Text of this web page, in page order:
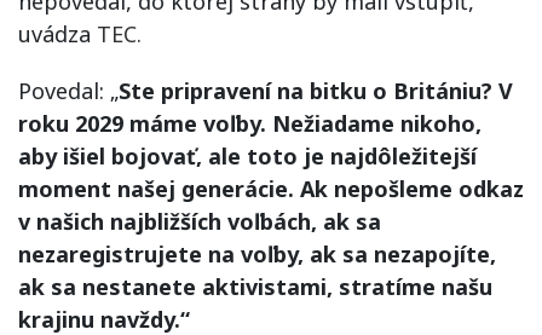
uvádza TEC.
Povedal: „Ste pripravení na bitku o Britániu? V
roku 2029 máme voľby. Nežiadame nikoho,
aby išiel bojovať, ale toto je najdôležitejší
moment našej generácie. Ak nepošleme odkaz
v našich najbližších voľbách, ak sa
nezaregistrujete na voľby, ak sa nezapojíte,
ak sa nestanete aktivistami, stratíme našu
krajinu navždy.“